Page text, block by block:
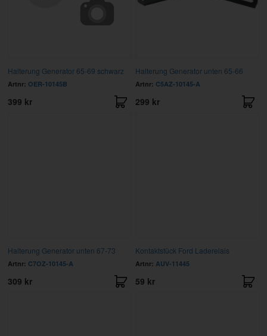
Halterung Generator 65-69 schwarz
Artnr: OER-10145B
399 kr
Halterung Generator unten 65-66
Artnr: C5AZ-10145-A
299 kr
Halterung Generator unten 67-73
Artnr: C7OZ-10145-A
309 kr
Kontaktstück Ford Laderelais
Artnr: AUV-11445
59 kr